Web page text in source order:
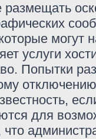
могут
услуги
Попытки
для
что